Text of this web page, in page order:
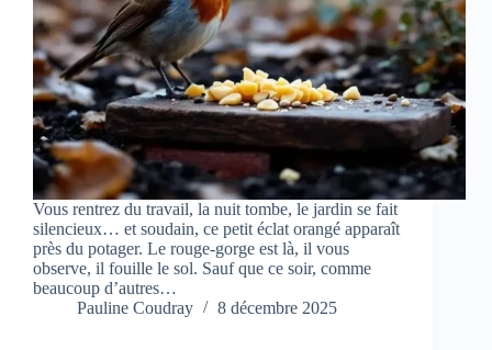
Vous rentrez du travail, la nuit tombe, le jardin se fait
silencieux… et soudain, ce petit éclat orangé apparaît
près du potager. Le rouge-gorge est là, il vous
observe, il fouille le sol. Sauf que ce soir, comme
beaucoup d’autres…
Pauline Coudray
8 décembre 2025